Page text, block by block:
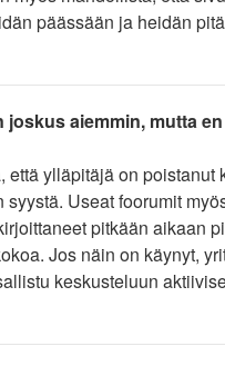
päässään ja heidän
joskus aiemmin, mutta
että ylläpitäjä on poistanut
syystä. Useat foorumit
pitkään aikaan
Jos näin on käynyt,
keskusteluun